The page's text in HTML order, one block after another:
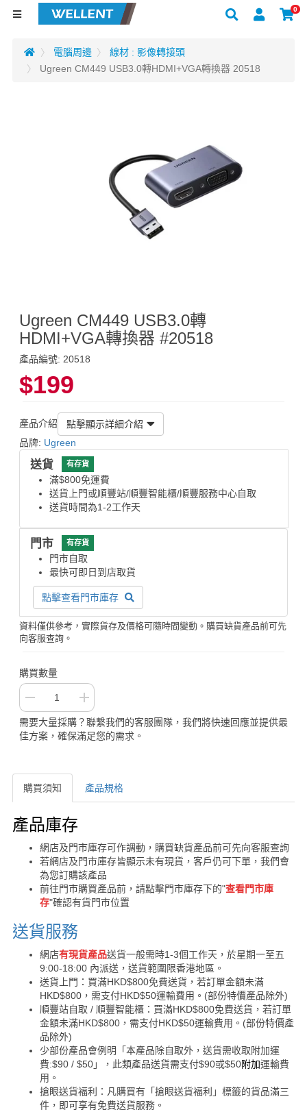
0
電腦周邊
線材 : 影像轉接頭
Ugreen CM449 USB3.0轉HDMI+VGA轉換器 20518
Ugreen CM449 USB3.0轉
HDMI+VGA轉換器 #20518
產品編號: 20518
$199
產品介紹
點擊顯示詳細介紹
品牌: Ugreen
送貨 有存貨
滿$800免運費
送貨上門或順豐站/順豐智能櫃/順豐服務中心自取
送貨時間為1-2工作天
門市 有存貨
門市自取
最快可即日到店取貨
點擊查看門市庫存
資料僅供參考，實際貨存及價格可隨時間變動。購買缺貨產品前可先
向客服查詢。
購買數量
需要大量採購？聯繫我們的客服團隊，我們將快速回應並提供最
佳方案，確保滿足您的需求。
購買須知 產品規格
購買須知
產品庫存
網店及門市庫存可作調動，購買缺貨產品前可先向客服查詢
若網店及門市庫存皆顯示未有現貨，客戶仍可下單，我們會
為您訂購該產品
前往門市購買產品前，請點擊門市庫存下的"查看門市庫
存"確認有貨門市位置
送貨服務
網店有現貨產品送貨一般需時1-3個工作天，於星期一至五
9:00-18:00 內派送，送貨範圍限香港地區。
送貨上門：買滿HKD$800免費送貨，若訂單金額未滿
HKD$800，需支付HKD$50運輸費用。(部份特價產品除外)
順豐站自取 / 順豐智能櫃：買滿HKD$800免費送貨，若訂單
金額未滿HKD$800，需支付HKD$50運輸費用。(部份特價產
品除外)
少部份產品會例明「本產品除自取外，送貨需收取附加運
費:$90 / $50」，此類產品送貨需支付$90或$50附加運輸費
用。
搶眼送貨福利：凡購買有「搶眼送貨福利」標籤的貨品滿三
件，即可享有免費送貨服務。